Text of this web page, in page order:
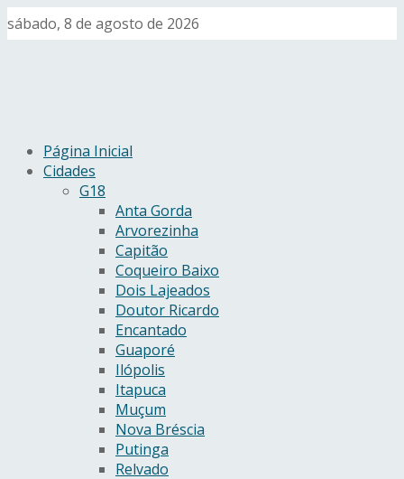
sábado, 8 de agosto de 2026
Página Inicial
Cidades
G18
Anta Gorda
Arvorezinha
Capitão
Coqueiro Baixo
Dois Lajeados
Doutor Ricardo
Encantado
Guaporé
Ilópolis
Itapuca
Muçum
Nova Bréscia
Putinga
Relvado